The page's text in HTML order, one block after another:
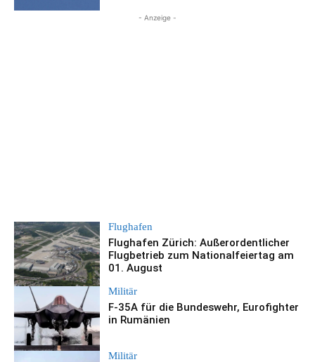
- Anzeige -
Flughafen
Flughafen Zürich: Außerordentlicher
Flugbetrieb zum Nationalfeiertag am
01. August
Militär
F-35A für die Bundeswehr, Eurofighter
in Rumänien
Militär